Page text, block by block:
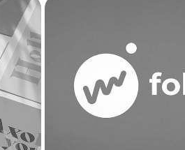
Follow -
logotype